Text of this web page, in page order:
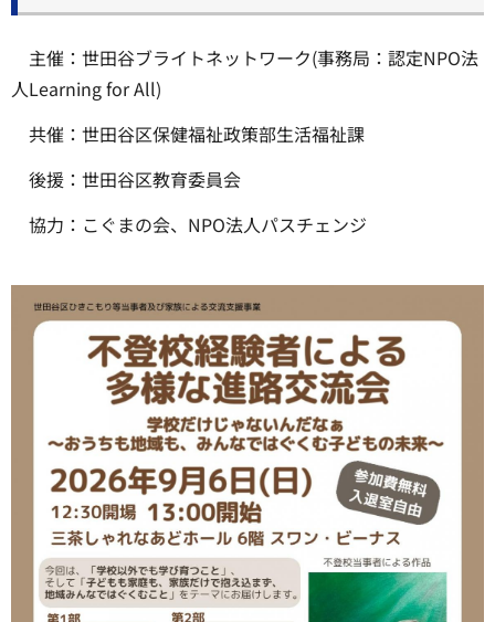
主催：世田谷ブライトネットワーク(事務局：認定NPO法
人Learning for All)
共催：世田谷区保健福祉政策部生活福祉課
後援：世田谷区教育委員会
協力：こぐまの会、NPO法人パスチェンジ